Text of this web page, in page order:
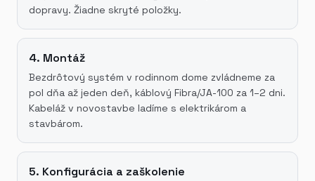
dopravy. Žiadne skryté položky.
4. Montáž
Bezdrôtový systém v rodinnom dome zvládneme za
pol dňa až jeden deň, káblový Fibra/JA-100 za 1–2 dni.
Kabeláž v novostavbe ladíme s elektrikárom a
stavbárom.
5. Konfigurácia a zaškolenie